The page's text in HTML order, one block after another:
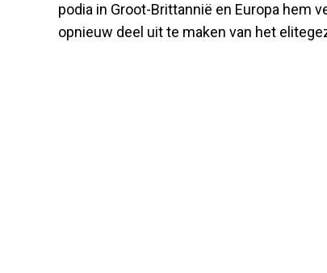
podia in Groot-Brittannië en Europa hem
opnieuw deel uit te maken van het